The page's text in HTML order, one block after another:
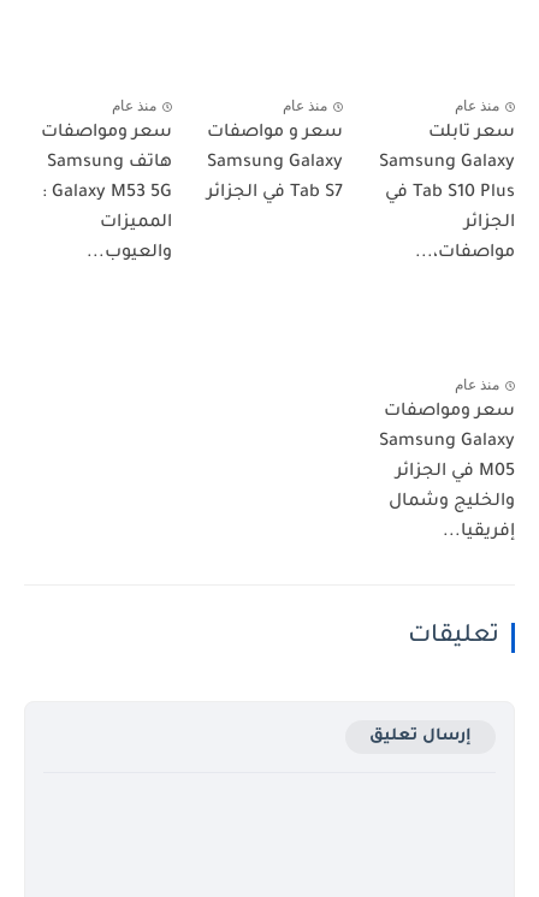
منذ عام
سعر تابلت
Samsung Galaxy
Tab S10 Plus في
الجزائر
مواصفات،...
منذ عام
سعر و مواصفات
Samsung Galaxy
Tab S7 في الجزائر
منذ عام
سعر ومواصفات
هاتف Samsung
Galaxy M53 5G :
المميزات
والعيوب...
منذ عام
سعر ومواصفات
Samsung Galaxy
M05 في الجزائر
والخليج وشمال
إفريقيا...
تعليقات
إرسال تعليق